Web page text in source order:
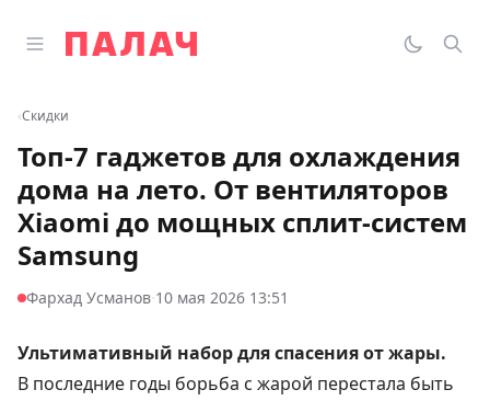
Открыть главное меню
Палач
‹Скидки
Топ-7 гаджетов для охлаждения
дома на лето. От вентиляторов
Xiaomi до мощных сплит-систем
Samsung
Фархад Усманов·10 мая 2026 13:51
Ультимативный набор для спасения от жары.
В последние годы борьба с жарой перестала быть